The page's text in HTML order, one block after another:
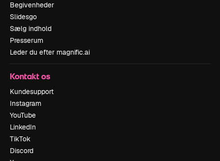
Begivenheder
Slidesgo
Sælg indhold
Presserum
Leder du efter magnific.ai
Kontakt os
Kundesupport
Instagram
YouTube
LinkedIn
TikTok
Discord